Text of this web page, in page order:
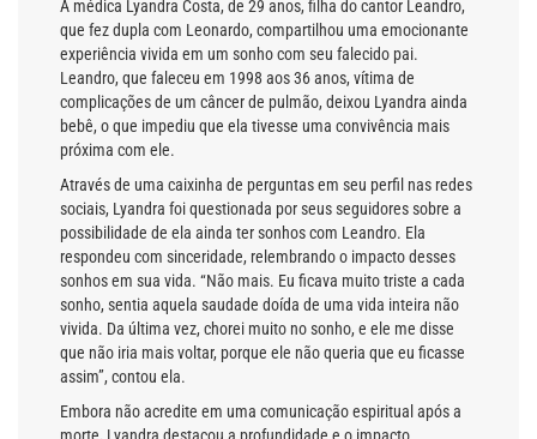
A médica Lyandra Costa, de 29 anos, filha do cantor Leandro,
que fez dupla com Leonardo, compartilhou uma emocionante
experiência vivida em um sonho com seu falecido pai.
Leandro, que faleceu em 1998 aos 36 anos, vítima de
complicações de um câncer de pulmão, deixou Lyandra ainda
bebê, o que impediu que ela tivesse uma convivência mais
próxima com ele.
Através de uma caixinha de perguntas em seu perfil nas redes
sociais, Lyandra foi questionada por seus seguidores sobre a
possibilidade de ela ainda ter sonhos com Leandro. Ela
respondeu com sinceridade, relembrando o impacto desses
sonhos em sua vida. “Não mais. Eu ficava muito triste a cada
sonho, sentia aquela saudade doída de uma vida inteira não
vivida. Da última vez, chorei muito no sonho, e ele me disse
que não iria mais voltar, porque ele não queria que eu ficasse
assim”, contou ela.
Embora não acredite em uma comunicação espiritual após a